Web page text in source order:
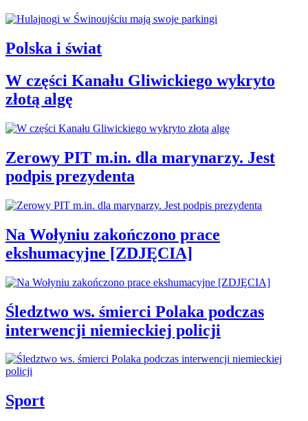
Polska i świat
W części Kanału Gliwickiego wykryto
złotą algę
Zerowy PIT m.in. dla marynarzy. Jest
podpis prezydenta
Na Wołyniu zakończono prace
ekshumacyjne [ZDJĘCIA]
Śledztwo ws. śmierci Polaka podczas
interwencji niemieckiej policji
Sport